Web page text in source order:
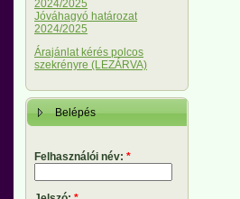
2024/2025
Jóváhagyó határozat
2024/2025
Árajánlat kérés polcos
szekrényre (LEZÁRVA)
Belépés
Felhasználói név: *